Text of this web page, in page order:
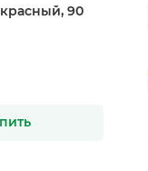
красный, 90